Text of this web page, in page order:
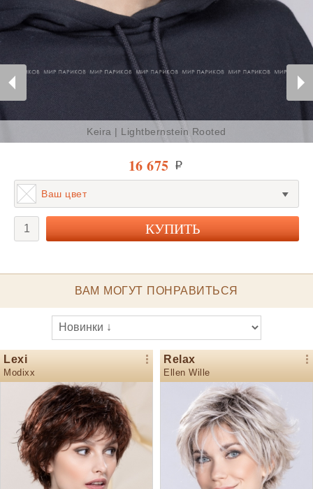
16 675
Ваш цвет
Keira | Lightbernstein Rooted
ВАМ МОГУТ ПОНРАВИТЬСЯ
Lexi
Modixx
Relax
Ellen Wille